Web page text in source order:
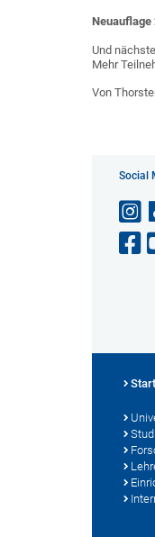
Neuauflage
Und
Mehr
Von
Social